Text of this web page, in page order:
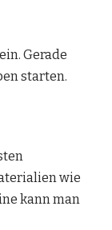
Gerade
starten.
wie
kann man